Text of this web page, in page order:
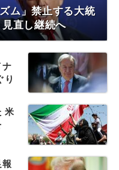
ム」禁止する大統
直し継続へ
ナ
り
米